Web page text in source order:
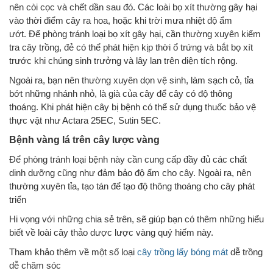
nên còi cọc và chết dần sau đó. Các loài bọ xít thường gây hại
vào thời điểm cây ra hoa, hoặc khi trời mưa nhiệt độ ẩm
ướt. Để phòng tránh loại bọ xít gây hại, cần thường xuyên kiểm
tra cây trồng, đẻ có thể phát hiện kịp thời ổ trứng và bắt bọ xít
trước khi chúng sinh trưởng và lây lan trên diện tích rộng.
Ngoài ra, bạn nên thường xuyên dọn vệ sinh, làm sạch cỏ, tỉa
bớt những nhánh nhỏ, là già của cây để cây có độ thông
thoáng. Khi phát hiện cây bị bệnh có thể sử dụng thuốc bảo vệ
thực vật như Actara 25EC, Sutin 5EC.
Bệnh vàng lá trên cây lược vàng
Để phòng tránh loại bệnh này cần cung cấp đầy đủ các chất
dinh dưỡng cũng như đảm bảo độ ẩm cho cây. Ngoài ra, nên
thường xuyên tỉa, tạo tán để tạo độ thông thoáng cho cây phát
triển
Hi vọng với những chia sẻ trên, sẽ giúp bạn có thêm những hiểu
biết về loài cây thảo dược lược vàng quý hiếm này.
Tham khảo thêm về một số loại cây trồng lấy bóng mát dễ trồng
dễ chăm sóc